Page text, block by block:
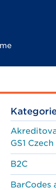
GS1
B2C
BarCodes